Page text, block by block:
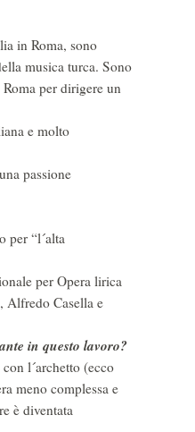
in Roma, sono
musica turca. Sono
per dirigere un
e molto
passione
per “l´alta
per Opera lirica
Alfredo Casella e
in questo lavoro?
l´archetto (ecco
meno complessa e
è diventata